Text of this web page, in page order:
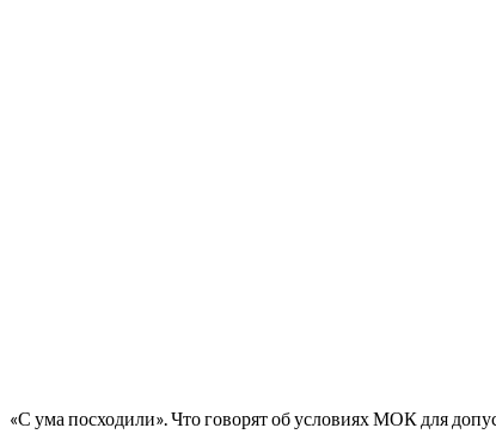
«С ума посходили». Что говорят об условиях МОК для